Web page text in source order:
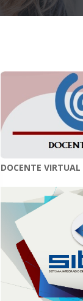
DOCENTE VIRTUAL